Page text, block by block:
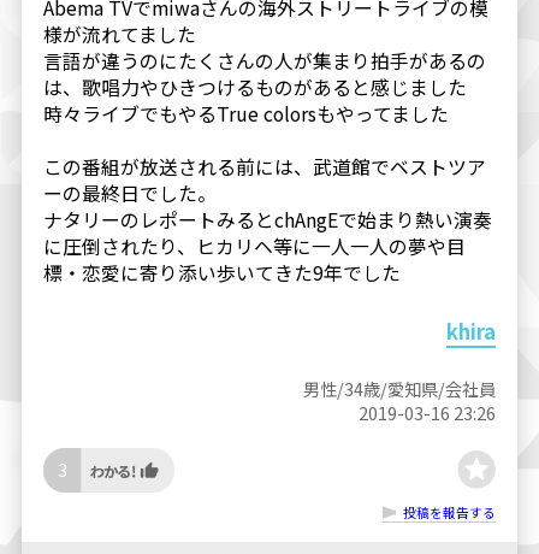
Abema TVでmiwaさんの海外ストリートライブの模
様が流れてました
言語が違うのにたくさんの人が集まり拍手があるの
は、歌唱力やひきつけるものがあると感じました
時々ライブでもやるTrue colorsもやってました
この番組が放送される前には、武道館でベストツア
ーの最終日でした。
ナタリーのレポートみるとchAngEで始まり熱い演奏
に圧倒されたり、ヒカリヘ等に一人一人の夢や目
標・恋愛に寄り添い歩いてきた9年でした
khira
男性/34歳/愛知県/会社員
2019-03-16 23:26
3
投稿を報告する